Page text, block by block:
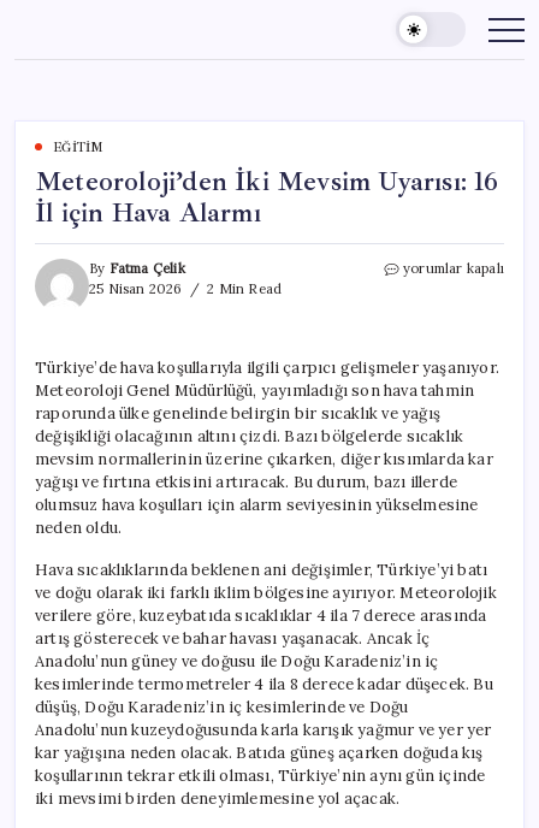
content
EĞITIM
Meteoroloji’den İki Mevsim Uyarısı: 16
İl için Hava Alarmı
By Fatma Çelik
25 Nisan 2026
2 Min Read
Meteoroloji’den
İl
için
Hava
Alarmı
yorumlar kapalı
Türkiye’de hava koşullarıyla ilgili çarpıcı gelişmeler yaşanıyor.
Meteoroloji Genel Müdürlüğü, yayımladığı son hava tahmin
raporunda ülke genelinde belirgin bir sıcaklık ve yağış
değişikliği olacağının altını çizdi. Bazı bölgelerde sıcaklık
mevsim normallerinin üzerine çıkarken, diğer kısımlarda kar
yağışı ve fırtına etkisini artıracak. Bu durum, bazı illerde
olumsuz hava koşulları için alarm seviyesinin yükselmesine
neden oldu.
Hava sıcaklıklarında beklenen ani değişimler, Türkiye’yi batı
ve doğu olarak iki farklı iklim bölgesine ayırıyor. Meteorolojik
verilere göre, kuzeybatıda sıcaklıklar 4 ila 7 derece arasında
artış gösterecek ve bahar havası yaşanacak. Ancak İç
Anadolu’nun güney ve doğusu ile Doğu Karadeniz’in iç
kesimlerinde termometreler 4 ila 8 derece kadar düşecek. Bu
düşüş, Doğu Karadeniz’in iç kesimlerinde ve Doğu
Anadolu’nun kuzeydoğusunda karla karışık yağmur ve yer yer
kar yağışına neden olacak. Batıda güneş açarken doğuda kış
koşullarının tekrar etkili olması, Türkiye’nin aynı gün içinde
iki mevsimi birden deneyimlemesine yol açacak.